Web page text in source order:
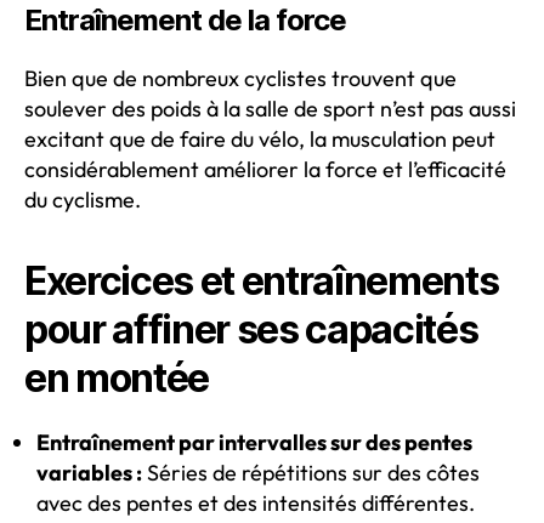
Entraînement de la force
Bien que de nombreux cyclistes trouvent que
soulever des poids à la salle de sport n’est pas aussi
excitant que de faire du vélo, la musculation peut
considérablement améliorer la force et l’efficacité
du cyclisme.
Exercices et entraînements
pour affiner ses capacités
en montée
Entraînement par intervalles sur des pentes
variables :Séries de répétitions sur des côtes
avec des pentes et des intensités différentes.